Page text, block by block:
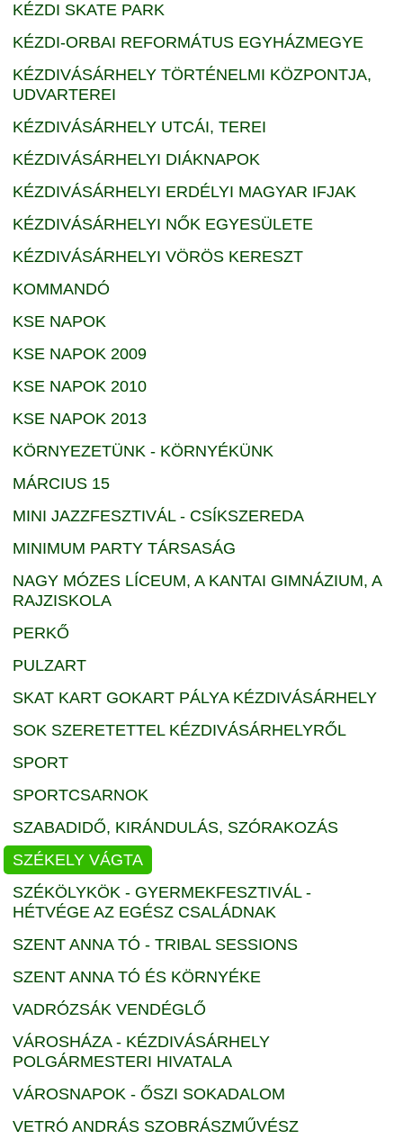
KÉZDI SKATE PARK
KÉZDI-ORBAI REFORMÁTUS EGYHÁZMEGYE
KÉZDIVÁSÁRHELY TÖRTÉNELMI KÖZPONTJA,
UDVARTEREI
KÉZDIVÁSÁRHELY UTCÁI, TEREI
KÉZDIVÁSÁRHELYI DIÁKNAPOK
KÉZDIVÁSÁRHELYI ERDÉLYI MAGYAR IFJAK
KÉZDIVÁSÁRHELYI NŐK EGYESÜLETE
KÉZDIVÁSÁRHELYI VÖRÖS KERESZT
KOMMANDÓ
KSE NAPOK
KSE NAPOK 2009
KSE NAPOK 2010
KSE NAPOK 2013
KÖRNYEZETÜNK - KÖRNYÉKÜNK
MÁRCIUS 15
MINI JAZZFESZTIVÁL - CSÍKSZEREDA
MINIMUM PARTY TÁRSASÁG
NAGY MÓZES LÍCEUM, A KANTAI GIMNÁZIUM, A
RAJZISKOLA
PERKŐ
PULZART
SKAT KART GOKART PÁLYA KÉZDIVÁSÁRHELY
SOK SZERETETTEL KÉZDIVÁSÁRHELYRŐL
SPORT
SPORTCSARNOK
SZABADIDŐ, KIRÁNDULÁS, SZÓRAKOZÁS
SZÉKELY VÁGTA
SZÉKÖLYKÖK - GYERMEKFESZTIVÁL -
HÉTVÉGE AZ EGÉSZ CSALÁDNAK
SZENT ANNA TÓ - TRIBAL SESSIONS
SZENT ANNA TÓ ÉS KÖRNYÉKE
VADRÓZSÁK VENDÉGLŐ
VÁROSHÁZA - KÉZDIVÁSÁRHELY
POLGÁRMESTERI HIVATALA
VÁROSNAPOK - ŐSZI SOKADALOM
VETRÓ ANDRÁS SZOBRÁSZMŰVÉSZ